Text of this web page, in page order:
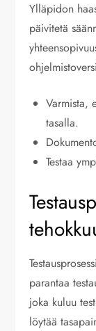
Ylläpidon
päivitetä
Varmista,
tasalla.
Testaa
parantaa
joka kuluu
löytää